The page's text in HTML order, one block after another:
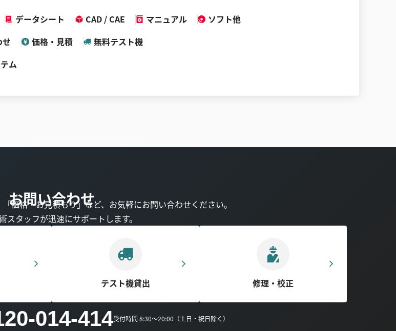
データシート CAD / CAE マニュアル
ソフト他
せ 価格・見積
無料テスト機
ム
お問い合わせ
価格・お見積もり」など、お気軽にお問い合わせください。
スタッフが迅速にサポートします。
テスト機貸出 修理・校正
014-414受付時間 8:30～20:00（土日・祝日除く）